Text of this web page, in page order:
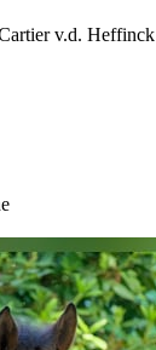
v.d. Heffinck